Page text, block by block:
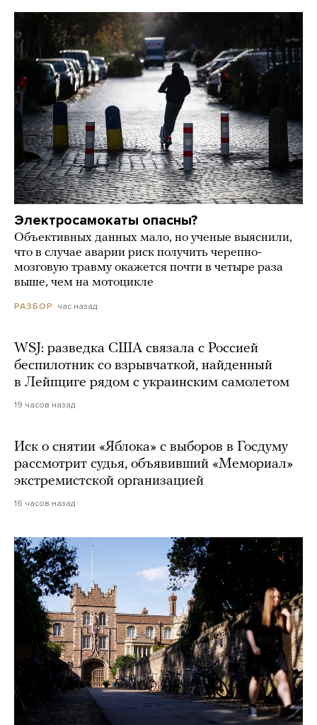
Электросамокаты опасны?
Объективных данных мало, но ученые выяснили,
что в случае аварии риск получить черепно-
мозговую травму окажется почти в четыре раза
выше, чем на мотоцикле
РАЗБОР час назад
WSJ: разведка США связала с Россией
беспилотник со взрывчаткой, найденный
в Лейпциге рядом с украинским самолетом
19 часов назад
Иск о снятии «Яблока» с выборов в Госдуму
рассмотрит судья, объявивший «Мемориал»
экстремистской организацией
16 часов назад